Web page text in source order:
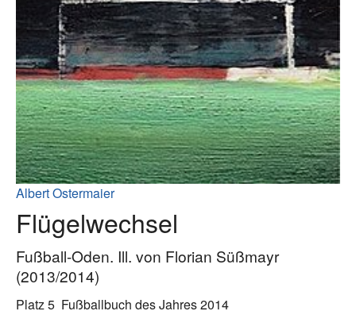
Albert Ostermaier
Flügelwechsel
Fußball-Oden. Ill. von Florian Süßmayr
(2013/2014)
Platz 5 Fußballbuch des Jahres 2014